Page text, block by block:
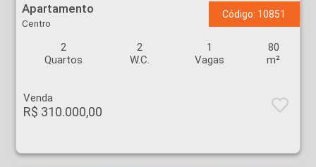
Apartamento
Centro
Código: 10851
2
Quartos
2
W.C.
1
Vagas
80
m²
Venda
R$ 310.000,00